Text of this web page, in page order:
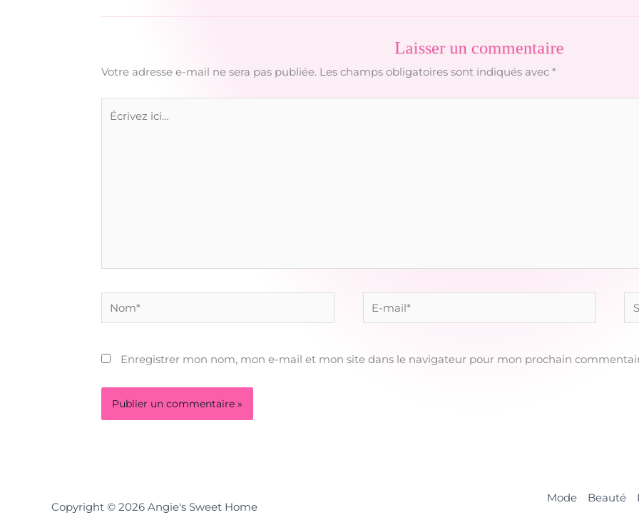
Laisser un commentaire
Votre adresse e-mail ne sera pas publiée. Les champs obligatoires sont indiqués avec *
Nom*
E-
mail*
Enregistrer mon nom, mon e-mail et mon site dans le navigateur pour mon prochain
Copyright © 2026 Angie's Sweet Home
Mode Beauté